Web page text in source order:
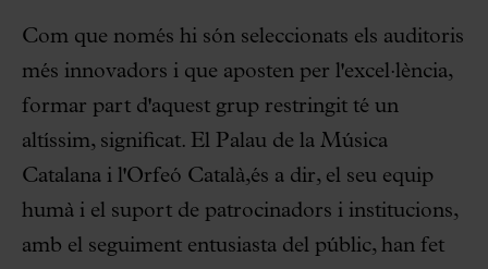
Com que només hi són seleccionats els auditoris
més innovadors i que aposten per l'excel·lència,
formar part d'aquest grup restringit té un
altíssim, significat. El Palau de la Música
Catalana i l'Orfeó Català,és a dir, el seu equip
humà i el suport de patrocinadors i institucions,
amb el seguiment entusiasta del públic, han fet